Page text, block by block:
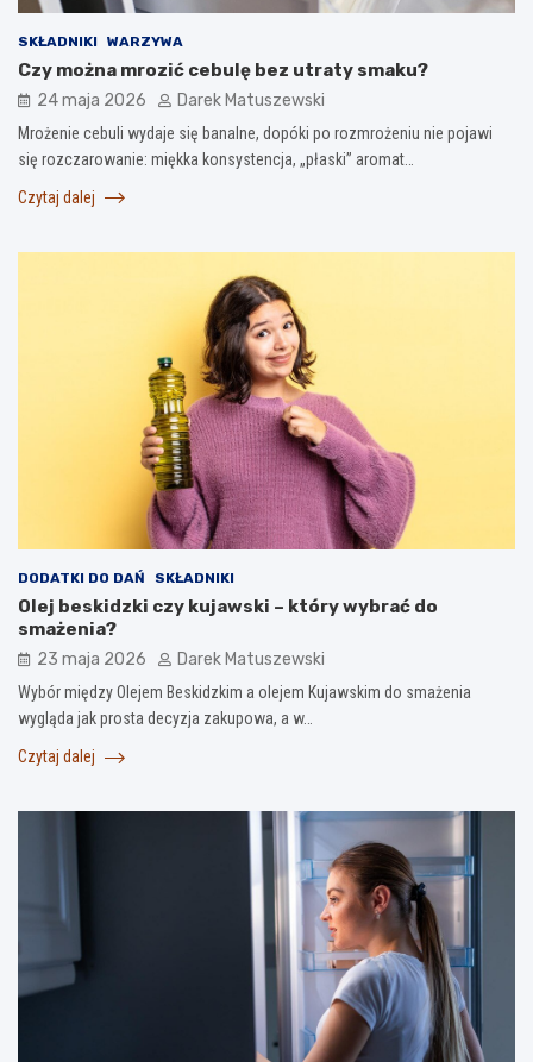
SKŁADNIKI WARZYWA
Czy można mrozić cebulę bez utraty smaku?
24 maja 2026 Darek Matuszewski
Mrożenie cebuli wydaje się banalne, dopóki po rozmrożeniu nie pojawi
się rozczarowanie: miękka konsystencja, „płaski” aromat…
Czytaj dalej
DODATKI DO DAŃ SKŁADNIKI
Olej beskidzki czy kujawski – który wybrać do
smażenia?
23 maja 2026 Darek Matuszewski
Wybór między Olejem Beskidzkim a olejem Kujawskim do smażenia
wygląda jak prosta decyzja zakupowa, a w…
Czytaj dalej